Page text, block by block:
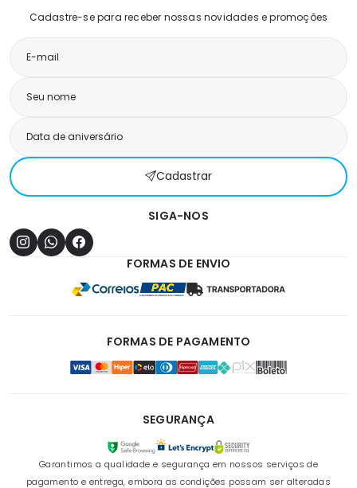
Cadastre-se para receber nossas novidades e promoções
Cadastrar
SIGA-NOS
FORMAS DE ENVIO
FORMAS DE PAGAMENTO
SEGURANÇA
Garantimos a qualidade e segurança em nossos serviços de
pagamento e entrega, embora as condições possam ser alteradas